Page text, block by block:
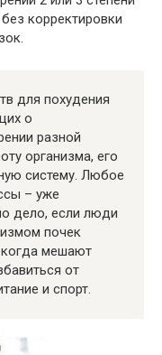
корректировки
для похудения
о
разной
организма, его
систему. Любое
– уже
дело, если люди
почек
когда мешают
от
и спорт.